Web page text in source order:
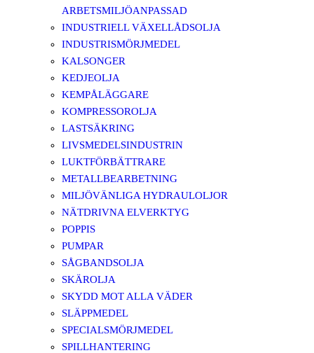
ARBETSMILJÖANPASSAD
INDUSTRIELL VÄXELLÅDSOLJA
INDUSTRISMÖRJMEDEL
KALSONGER
KEDJEOLJA
KEMPÅLÄGGARE
KOMPRESSOROLJA
LASTSÄKRING
LIVSMEDELSINDUSTRIN
LUKTFÖRBÄTTRARE
METALLBEARBETNING
MILJÖVÄNLIGA HYDRAULOLJOR
NÄTDRIVNA ELVERKTYG
POPPIS
PUMPAR
SÅGBANDSOLJA
SKÄROLJA
SKYDD MOT ALLA VÄDER
SLÄPPMEDEL
SPECIALSMÖRJMEDEL
SPILLHANTERING